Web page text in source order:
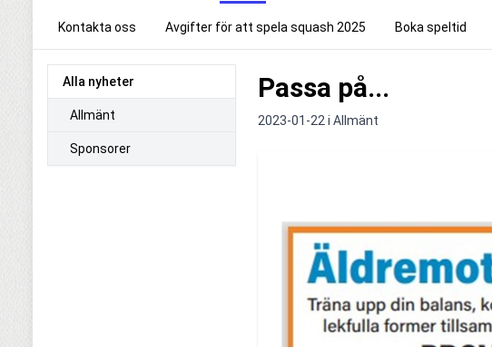
Kontakta oss Avgifter för att spela squash 2025 Boka speltid
Alla nyheter
Allmänt
Sponsorer
Passa på...
2023-01-22 i Allmänt